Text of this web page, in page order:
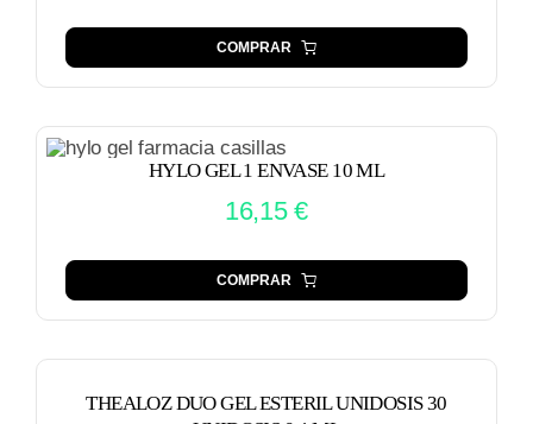
COMPRAR
HYLO GEL 1 ENVASE 10 ML
16,15€
COMPRAR
THEALOZ DUO GEL ESTERIL UNIDOSIS 30